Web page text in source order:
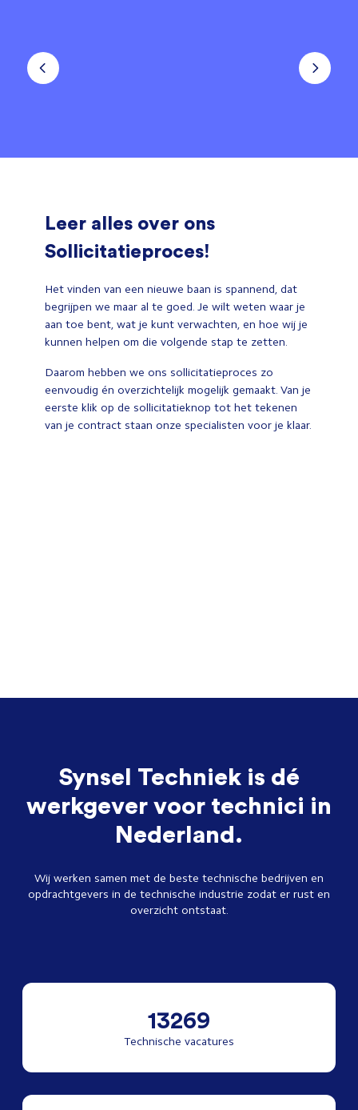
Leer alles over ons
Sollicitatieproces!
Het vinden van een nieuwe baan is spannend, dat
begrijpen we maar al te goed. Je wilt weten waar je
aan toe bent, wat je kunt verwachten, en hoe wij je
kunnen helpen om die volgende stap te zetten.
Daarom hebben we ons sollicitatieproces zo
eenvoudig én overzichtelijk mogelijk gemaakt. Van je
eerste klik op de sollicitatieknop tot het tekenen
van je contract staan onze specialisten voor je klaar.
Synsel Techniek is dé
werkgever voor technici in
Nederland.
Wij werken samen met de beste technische bedrijven en
opdrachtgevers in de technische industrie zodat er rust en
overzicht ontstaat.
13269
Technische vacatures